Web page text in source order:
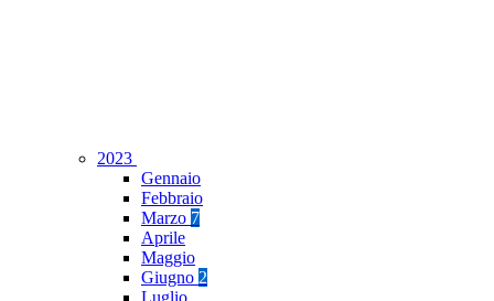
2023
Gennaio
Febbraio
Marzo 7
Aprile
Maggio
Giugno 2